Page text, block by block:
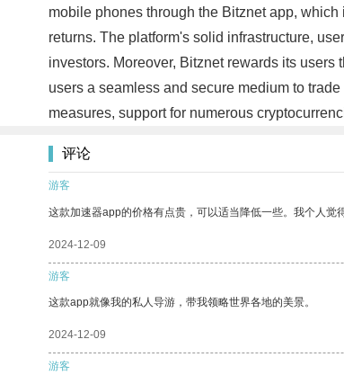
mobile phones through the Bitznet app,
returns. The platform's solid infrastructure,
investors. Moreover, Bitznet rewards its
users a seamless and secure medium to
measures, support for numerous
评论
游客
这款加速器app的价格有点贵，可以适当降低一些。我个人觉
2024-12-09
游客
这款app就像我的私人导游，带我领略世界各地的美景。
2024-12-09
游客